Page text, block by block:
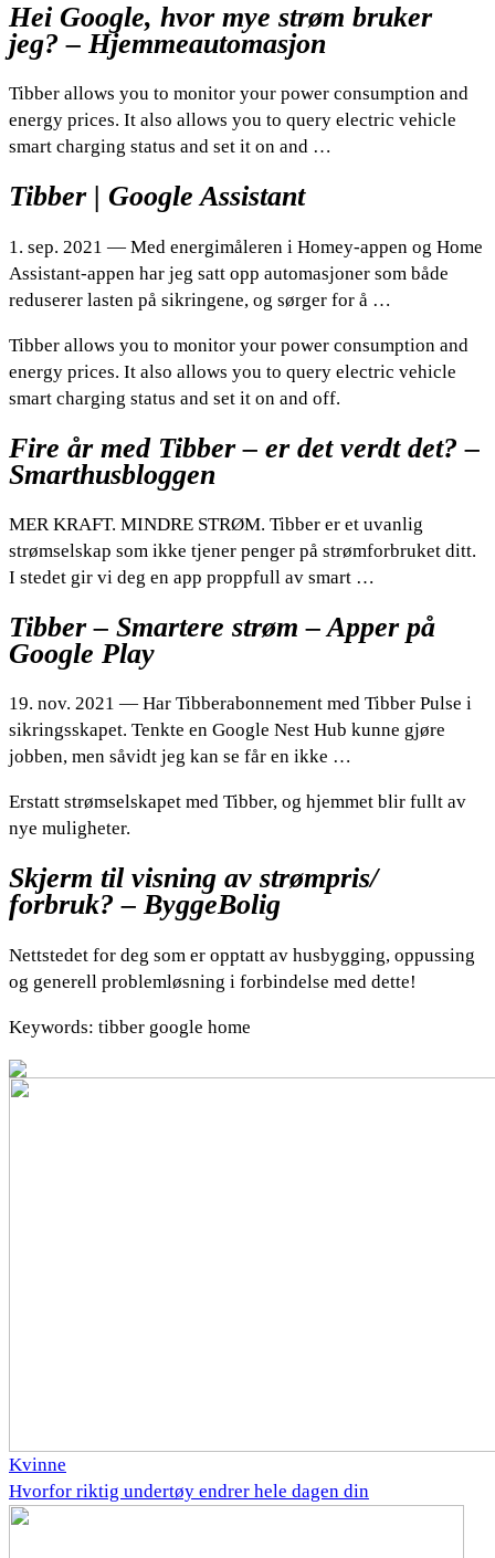
Hei Google, hvor mye strøm bruker
jeg? – Hjemmeautomasjon
Tibber allows you to monitor your power consumption and
energy prices. It also allows you to query electric vehicle
smart charging status and set it on and …
Tibber | Google Assistant
1. sep. 2021 — Med energimåleren i Homey-appen og Home
Assistant-appen har jeg satt opp automasjoner som både
reduserer lasten på sikringene, og sørger for å …
Tibber allows you to monitor your power consumption and
energy prices. It also allows you to query electric vehicle
smart charging status and set it on and off.
Fire år med Tibber – er det verdt det? –
Smarthusbloggen
MER KRAFT. MINDRE STRØM. Tibber er et uvanlig
strømselskap som ikke tjener penger på strømforbruket ditt.
I stedet gir vi deg en app proppfull av smart …
Tibber – Smartere strøm – Apper på
Google Play
19. nov. 2021 — Har Tibberabonnement med Tibber Pulse i
sikringsskapet. Tenkte en Google Nest Hub kunne gjøre
jobben, men såvidt jeg kan se får en ikke …
Erstatt strømselskapet med Tibber, og hjemmet blir fullt av
nye muligheter.
Skjerm til visning av strømpris/
forbruk? – ByggeBolig
Nettstedet for deg som er opptatt av husbygging, oppussing
og generell problemløsning i forbindelse med dette!
Keywords: tibber google home
Kvinne
Hvorfor riktig undertøy endrer hele dagen din